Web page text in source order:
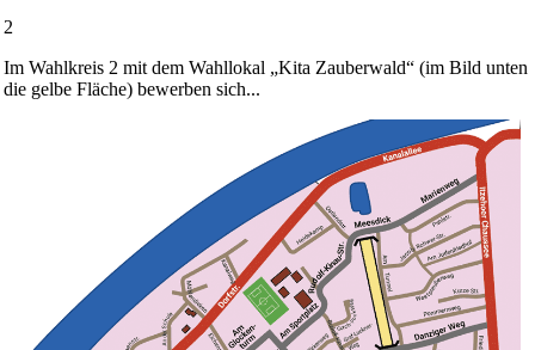
2
Im Wahlkreis 2 mit dem Wahllokal „Kita Zauberwald“ (im Bild unten
die gelbe Fläche) bewerben sich...